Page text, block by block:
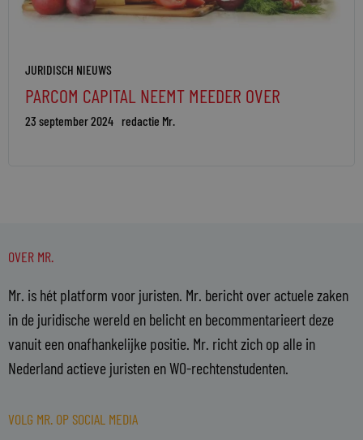
JURIDISCH NIEUWS
PARCOM CAPITAL NEEMT MEEDER OVER
23 september 2024 redactie Mr.
OVER MR.
Mr. is hét platform voor juristen. Mr. bericht over actuele zaken
in de juridische wereld en belicht en becommentarieert deze
vanuit een onafhankelijke positie. Mr. richt zich op alle in
Nederland actieve juristen en WO-rechtenstudenten.
VOLG MR. OP SOCIAL MEDIA